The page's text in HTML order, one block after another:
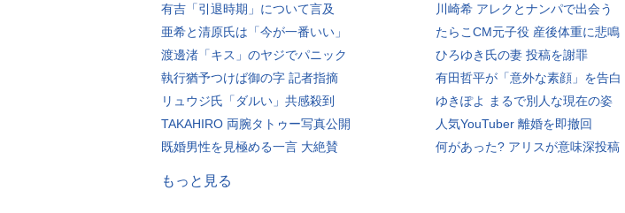
有吉「引退時期」について言及
亜希と清原氏は「今が一番いい」
渡邊渚「キス」のヤジでパニック
執行猶予つけば御の字 記者指摘
リュウジ氏「ダルい」共感殺到
TAKAHIRO 両腕タトゥー写真公開
既婚男性を見極める一言 大絶賛
川崎希 アレクとナンパで出会う
たらこCM元子役 産後体重に悲鳴
ひろゆき氏の妻 投稿を謝罪
有田哲平が「意外な素顔」を告白
ゆきぽよ まるで別人な現在の姿
人気YouTuber 離婚を即撤回
何があった? アリスが意味深投稿
もっと見る